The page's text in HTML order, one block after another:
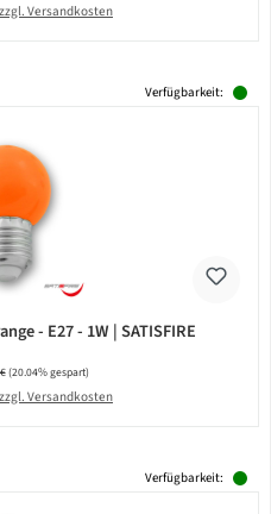
Versandkosten
Verfügbarkeit:
- E27 - 1W | SATISFIRE
Preis:
(20.04% gespart)
Versandkosten
Verfügbarkeit: